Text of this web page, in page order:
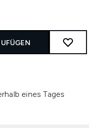
eines Tages